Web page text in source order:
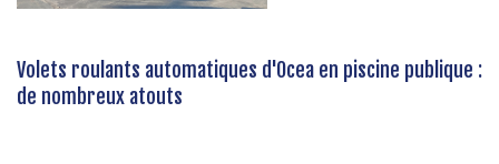
Volets roulants automatiques d'Ocea en piscine publique :
de nombreux atouts